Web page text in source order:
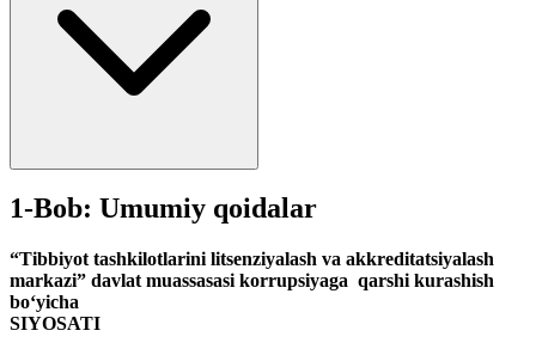
1-Bob: Umumiy qoidalar
“Tibbiyot tashkilotlarini litsenziyalash va akkreditatsiyalash
markazi” davlat muassasasi korrupsiyaga qarshi kurashish
bo‘yicha
SIYOSATI